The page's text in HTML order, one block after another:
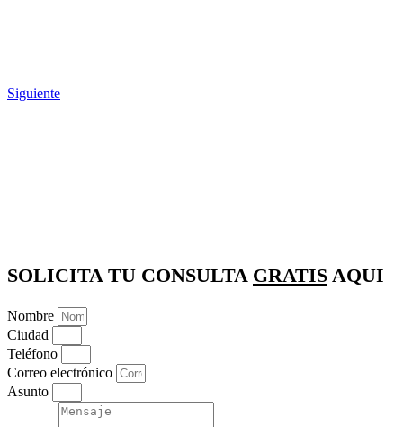
Siguiente
SOLICITA TU CONSULTA GRATIS AQUI
Nombre
Ciudad
Teléfono
Correo electrónico
Asunto